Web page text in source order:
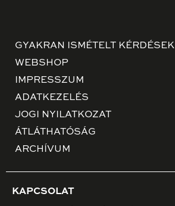
GYAKRAN ISMÉTELT KÉRDÉSEK
WEBSHOP
IMPRESSZUM
ADATKEZELÉS
JOGI NYILATKOZAT
ÁTLÁTHATÓSÁG
ARCHÍVUM
KAPCSOLAT